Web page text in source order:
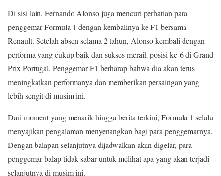
Di sisi lain, Fernando Alonso juga mencuri perhatian para
penggemar Formula 1 dengan kembalinya ke F1 bersama
Renault. Setelah absen selama 2 tahun, Alonso kembali dengan
performa yang cukup baik dan sukses meraih posisi ke-6 di Grand
Prix Portugal. Penggemar F1 berharap bahwa dia akan terus
meningkatkan performanya dan memberikan persaingan yang
lebih sengit di musim ini.
Dari moment yang menarik hingga berita terkini, Formula 1 selalu
menyajikan pengalaman menyenangkan bagi para penggemarnya.
Dengan balapan selanjutnya dijadwalkan akan digelar, para
penggemar balap tidak sabar untuk melihat apa yang akan terjadi
selanjutnya di musim ini.